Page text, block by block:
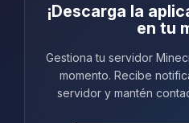
¡Descarga la
en tu
Gestiona tu servidor
momento. Recibe
servidor y mantén